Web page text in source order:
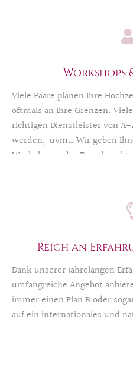
Workshops
Viele Paare planen Ihre
oftmals an Ihre Grenzen.
richtigen Dienstleister von
werden, uvm… Wir geben
Workshops oder
Reich an
Dank unserer jahrelangen
umfangreiche Angebot
immer einen Plan B oder
auf ein internationales und